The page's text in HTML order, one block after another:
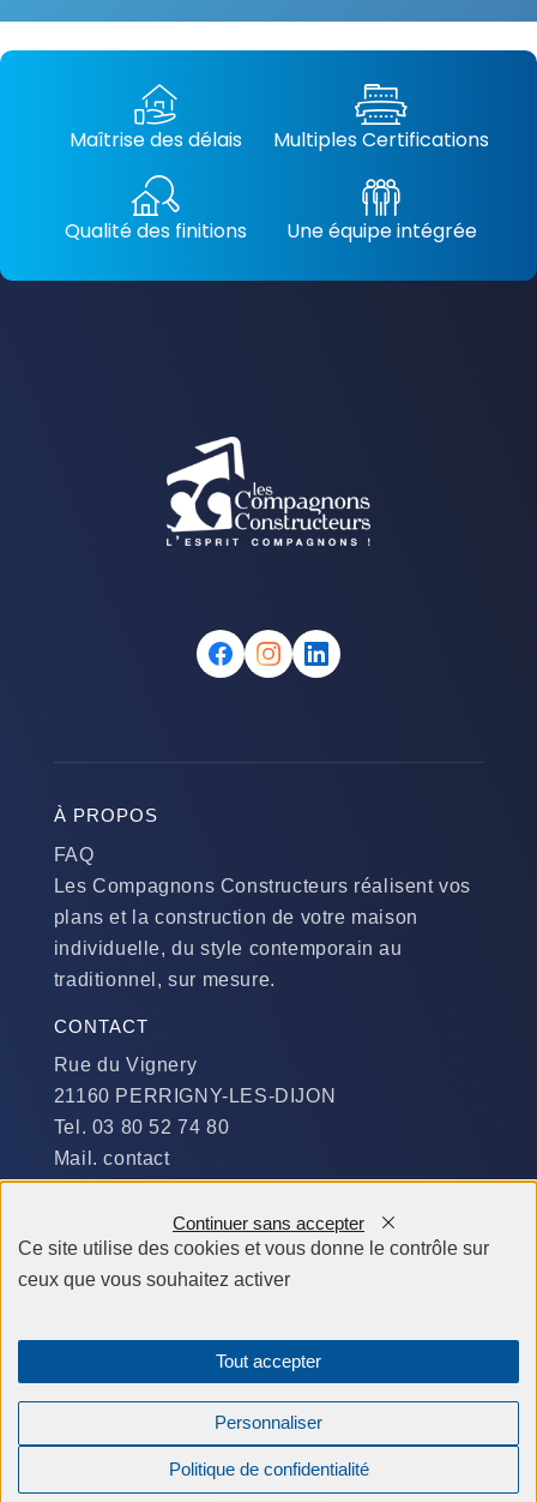
Obtenir des informations
Maîtrise des délais Multiples Certifications
Qualité des finitions Une équipe intégrée
À PROPOS
FAQ
Les Compagnons Constructeurs réalisent vos
plans et la construction de votre maison
individuelle, du style contemporain au
traditionnel, sur mesure.
CONTACT
Rue du Vignery
21160 PERRIGNY-LES-DIJON
Tel. 03 80 52 74 80
Mail. contact
Du Lundi au Jeudi :
​de 9 h à 12 h et de 14 h à 19 h
de 9 h à 12 h et de 14 h à 18 h
Compagnons Constructeurs © tous droits réservés 2026 -
Création site internet Agence BWA
Ce site utilise des cookies et vous donne le contrôle sur
ceux que vous souhaitez activer
Tout accepter
Continuer sans accepter
Personnaliser
Politique de confidentialité